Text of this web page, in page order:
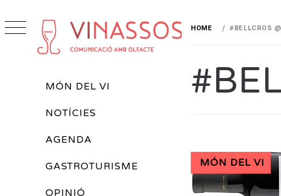
Primary
MÓN DEL VI
NOTÍCIES
AGENDA
GASTROTURISME
OPINIÓ
to
content
HOME #BELLCROS
MÓN DEL VI